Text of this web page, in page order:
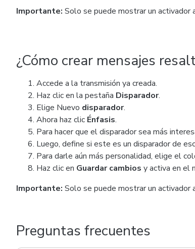
Importante: Solo se puede mostrar un activador
¿Cómo crear mensajes
Accede a la transmisión ya creada.
Haz clic en la pestaña Disparador.
Elige Nuevo disparador.
Ahora haz clic Énfasis.
Para hacer que el disparador sea más
Luego, define si este es un disparador de
Para darle aún más personalidad, elige el
Haz clic en Guardar cambios y activa en el
Importante: Solo se puede mostrar un activador
Preguntas frecuentes